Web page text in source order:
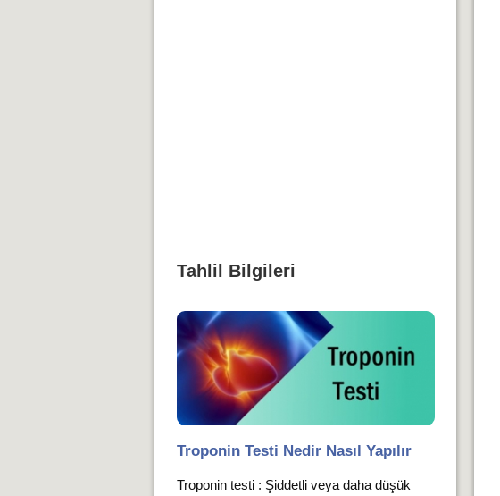
Tahlil Bilgileri
Troponin Testi Nedir Nasıl Yapılır
Troponin testi : Şiddetli veya daha düşük